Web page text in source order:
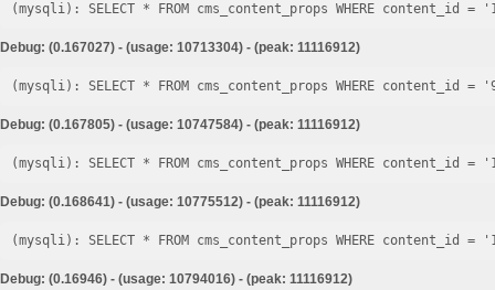
Debug: (0.167027) - (usage: 10713304) - (peak: 11116912)
Debug: (0.167805) - (usage: 10747584) - (peak: 11116912)
Debug: (0.168641) - (usage: 10775512) - (peak: 11116912)
Debug: (0.16946) - (usage: 10794016) - (peak: 11116912)